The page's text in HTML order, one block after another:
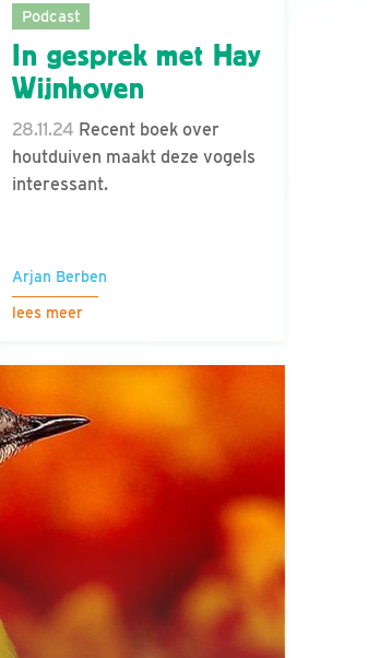
Podcast
In gesprek met Hay
Wijnhoven
28.11.24 Recent boek over
houtduiven maakt deze vogels
interessant.
Arjan Berben
lees meer